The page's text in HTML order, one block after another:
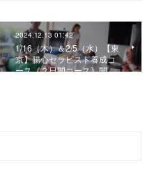
2024.12.13 01:42
1/16（木）＆2/5（水）【東
京】腸心セラピスト養成コ
ース《２日間コース》開…